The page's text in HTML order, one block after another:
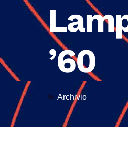
’60
Archivio